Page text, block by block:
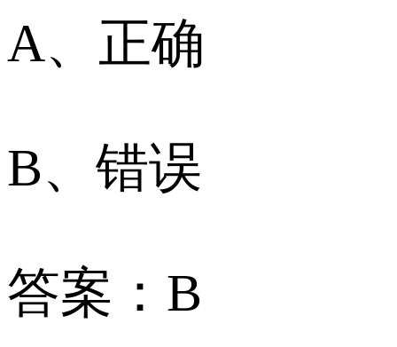
A、正确
B、错误
答案：B